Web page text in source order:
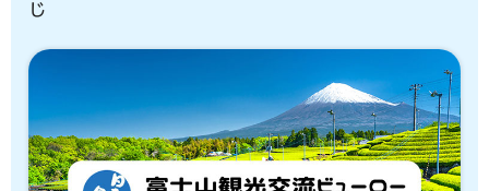
じ